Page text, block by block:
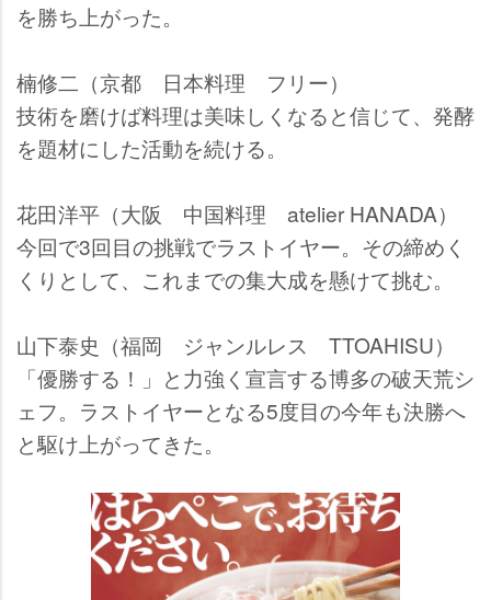
を勝ち上がった。
楠修二（京都 日本料理 フリー）
技術を磨けば料理は美味しくなると信じて、発酵
を題材にした活動を続ける。
花田洋平（大阪 中国料理 atelier HANADA）
今回で3回目の挑戦でラストイヤー。その締めく
くりとして、これまでの集大成を懸けて挑む。
山下泰史（福岡 ジャンルレス TTOAHISU）
「優勝する！」と力強く宣言する博多の破天荒シ
ェフ。ラストイヤーとなる5度目の今年も決勝へ
と駆け上がってきた。